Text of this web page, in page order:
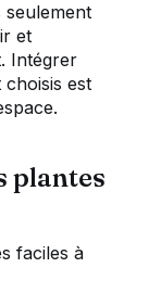
seulement
et
Intégrer
choisis est
plantes
faciles à